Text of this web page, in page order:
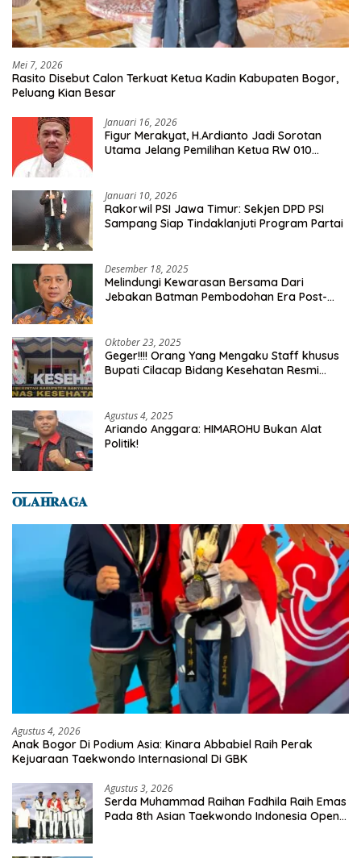
Mei 7, 2026
Rasito Disebut Calon Terkuat Ketua Kadin Kabupaten Bogor,
Peluang Kian Besar
Januari 16, 2026
Figur Merakyat, H.Ardianto Jadi Sorotan
Utama Jelang Pemilihan Ketua RW 010
Januari 10, 2026
Rakorwil PSI Jawa Timur: Sekjen DPD PSI
Sampang Siap Tindaklanjuti Program Partai
Desember 18, 2025
Melindungi Kewarasan Bersama Dari
Jebakan Batman Pembodohan Era Post-
Oktober 23, 2025
Geger!!!! Orang Yang Mengaku Staff khusus
Bupati Cilacap Bidang Kesehatan Resmi
Agustus 4, 2025
Ariando Anggara: HIMAROHU Bukan Alat
Politik!
𝐎𝐋𝐀𝐇𝐑𝐀𝐆𝐀
Agustus 4, 2026
Anak Bogor Di Podium Asia: Kinara Abbabiel Raih Perak
Kejuaraan Taekwondo Internasional Di GBK
Agustus 3, 2026
Serda Muhammad Raihan Fadhila Raih Emas
Pada 8th Asian Taekwondo Indonesia Open